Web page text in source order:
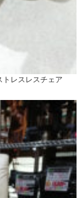
レスレスチェア